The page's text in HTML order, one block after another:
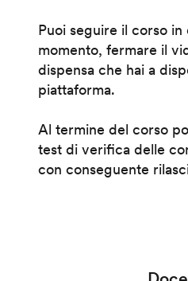
Puoi seguire il corso in
momento, fermare il
dispensa che hai a
piattaforma.
Al termine del corso
test di verifica delle
con conseguente